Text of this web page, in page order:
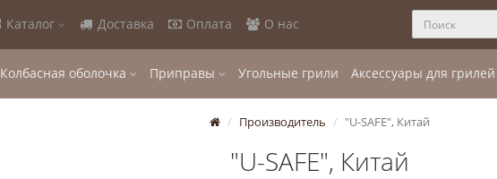
Каталог Доставка Оплата О нас
Колбасная оболочка Приправы Угольные грили Аксессуары для грилей
Производитель "U-SAFE", Китай
"U-SAFE", Китай